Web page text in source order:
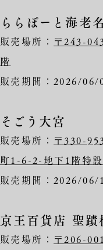
ららぽーと海老名
販売場所： 〒243-
階
販売期間：2026/
そごう大宮
販売場所： 〒330-
町1-6-2-地下1階特
販売期間：2026/
京王百貨店 聖蹟
販売場所： 〒206-